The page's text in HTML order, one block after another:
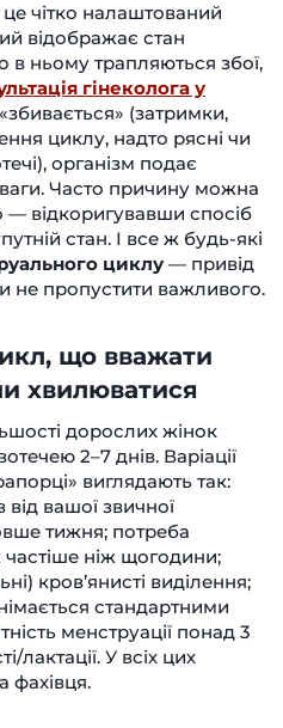
чітко налаштований
відображає стан
в ньому трапляються збої,
гінеколога у
(затримки,
циклу, надто рясні чи
організм подає
Часто причину можна
— відкоригувавши спосіб
стан. І все ж будь-які
циклу — привід
не пропустити важливого.
що вважати
хвилюватися
дорослих жінок
2–7 днів. Варіації
виглядають так:
вашої звичної
тижня; потреба
частіше ніж щогодини;
кров’янисті виділення;
стандартними
менструації понад 3
лактації. У всіх цих
фахівця.